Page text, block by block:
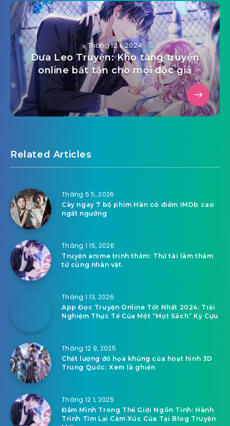
Tháng 12 1, 2024
Dưa Leo Truyện: Kho tàng truyện
online bất tận cho mọi độc giả
Related Articles
Tháng 5 5, 2026
Cày ngay 7 bộ phim Hàn có điểm IMDb cao
ngất ngưởng
Tháng 1 15, 2026
Truyện anime trinh thám: Thử tài làm thám
tử cùng nhân vật.
Tháng 1 13, 2026
App Đọc Truyện Online Tốt Nhất 2024: Trải
Nghiệm Thực Tế Của Một “Mọt Sách” Kỳ Cựu
Tháng 12 9, 2025
Chất lượng đồ họa khủng của hoạt hình 3D
Trung Quốc: Xem là ghiền
Tháng 12 1, 2025
Đắm Mình Trong Thế Giới Ngôn Tình: Hành
Trình Tìm Lại Cảm Xúc Của Tại Blog Truyện